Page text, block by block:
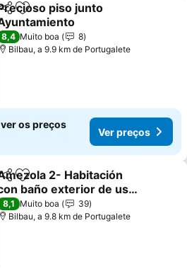
Adicionar aos favoritos
piso junto
preços
8,4 Muito boa
8
Bilbau, a 9.9 km de Portugalete
os preços
Ver preços
Adicionar aos favoritos
2- Habitación
baño exterior de uso
en casa
compartida
preços
8,1 Muito boa
39
Bilbau, a 9.8 km de Portugalete